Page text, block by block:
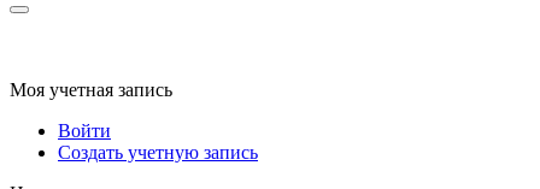
Моя учетная запись
Войти
Создать учетную запись